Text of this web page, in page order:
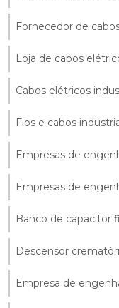
Fornecedor de
Loja de cabos
Cabos elétricos
Fios e cabos
Empresas de
Empresas de
Banco de capacitor
Descensor
Empresa de